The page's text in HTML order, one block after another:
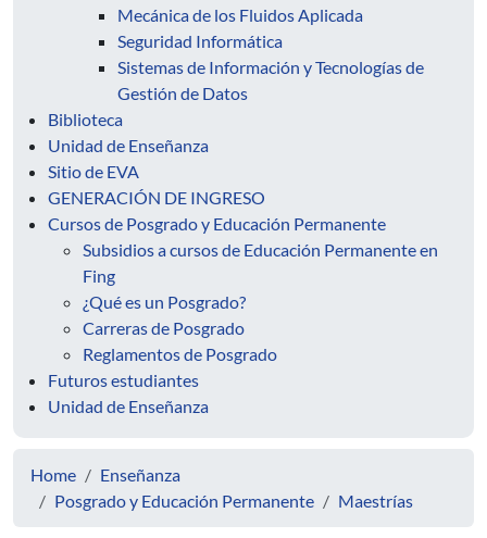
Mecánica de los Fluidos Aplicada
Seguridad Informática
Sistemas de Información y Tecnologías de
Gestión de Datos
Biblioteca
Unidad de Enseñanza
Sitio de EVA
GENERACIÓN DE INGRESO
Cursos de Posgrado y Educación Permanente
Subsidios a cursos de Educación Permanente en
Fing
¿Qué es un Posgrado?
Carreras de Posgrado
Reglamentos de Posgrado
Futuros estudiantes
Unidad de Enseñanza
Home
Enseñanza
Posgrado y Educación Permanente
Maestrías